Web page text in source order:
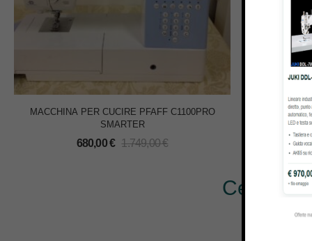
MACCHINA PER CUCIRE PFAFF C1100PRO
SMARTER
680,00€ 1.749,00€
KIT
Cerchi